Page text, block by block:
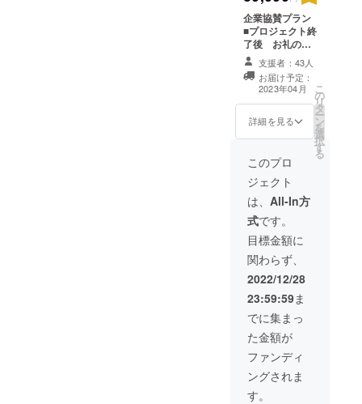
月下旬
～2月）
素材・
オーガ
ニック
コット
ン100％
／
91％UV
カット
／サイ
ズ・160
㎝×14
㎝ 68
ｇ ※オ
プショ
色をお
選び下
さい。
■宮窪橋
夢まつ
り終了
後、ご
報告の
メール
を送ら
せてい
ただき
ます。
ル製
「今治
ハンカ
チー
フ」写
真の商
品にみ
かんの
刺繍を
入れた
二枚を
しま
す。（1
月下旬
～2月）
素材・
オーガ
ニック
コット
／サイ
ズ・
34×34
㎝／20
ｇ ※一
枚ずつ
色をお
企業協賛プラン
■プロジェクト終
了後 お礼の
メール ■イベン
トポスターにお
名前を掲載 ■ご
招待状送付（4月
上旬） ■宮窪橋
夢まつり当日会
載期間 4月30
日のイベント開
催期間中／掲載
方法 文字の
み） ■宮窪橋夢
まつり終了後、
ご報告のメール
を送らせていた
だきます。 ※ご
支援時、必ず備
望されるお名前
をご記入くださ
い。
支援者：43人
お届け予定：
2023年04月
詳細を見る
こ
の
リ
タ
ー
ン
を
選
択
す
る
このプロ
ジェクト
は、 All-In方
式です。
目標金額に
関わらず、
2022/12/28
23:59:59ま
でに集まっ
た金額が
ファンディ
ングされま
す。